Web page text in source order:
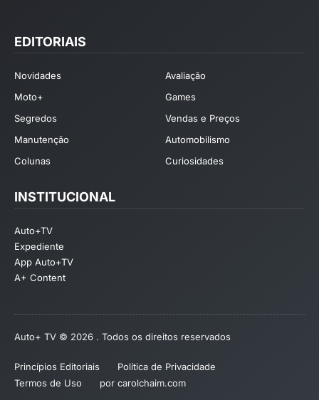
EDITORIAIS
Novidades
Avaliação
Moto+
Games
Segredos
Vendas e Preços
Manutenção
Automobilismo
Colunas
Curiosidades
INSTITUCIONAL
Auto+TV
Expediente
App Auto+TV
A+ Content
Auto+ TV © 2026 . Todos os direitos reservados
Princípios Editoriais
Política de Privacidade
Termos de Uso
por carolchaim.com